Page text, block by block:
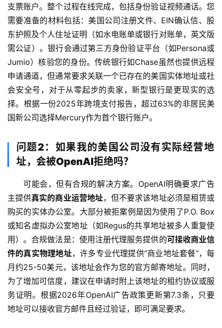
支票账户。整个过程在线完成，包括身份验证视频通话。您
需要准备的材料包括：美国公司注册文件、EIN确认信、股
东护照及个人住址证明（如水电账单或银行对账单，英文版
需公证）。银行会通过第三方身份验证平台（如Persona或
Jumio）核验您的身份。传统银行如Chase虽然也提供远程
申请通道，但通常要求关联一个已存在的美国实体地址或社
会安全号，对于从零起步的卖家，新型银行是更现实的选
择。根据一份2025年跨境支付报告，超过63%的非居民美
国新公司选择Mercury作为首个银行账户。
问题2：如果我的美国公司没有实际经营地
址，会被OpenAI拒绝吗？
可能会，但有合规的解决方案。OpenAI明确要求广告
主提供真实的商业运营地址，但不要求该地址必须是租赁或
购买的实体办公室。大部分被拒案例是因为使用了P.O. Box
或知名虚拟办公室地址（如Regus的共享地址被多人重复使
用）。合规做法是：使用注册代理服务提供的可接收商业信
件的真实物理地址，许多专业代理提供“商业地址套餐”，每
月约25-50美元，该地址会作为您的官方邮寄地址。同时，
为了增加可信度，建议在申请时附上该地址的租约协议或服
务证明。根据2026年OpenAI广告政策更新第7.3条，只要
地址可以接收官方邮件且经过验证，即可满足要求。